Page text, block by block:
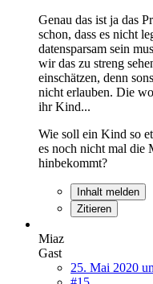
Genau das ist ja das
schon, dass es nicht
datensparsam sein
wir das zu streng
einschätzen, denn
nicht erlauben. Die
ihr Kind...
Wie soll ein Kind so
es noch nicht mal die
hinbekommt?
Inhalt melden
Zitieren
Miaz
Gast
25. Mai 2020